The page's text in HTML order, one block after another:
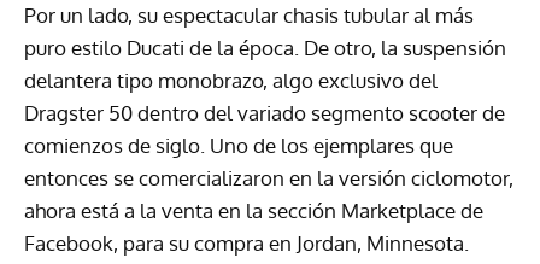
Por un lado, su espectacular chasis tubular al más
puro estilo Ducati de la época. De otro, la suspensión
delantera tipo monobrazo, algo exclusivo del
Dragster 50 dentro del variado segmento scooter de
comienzos de siglo. Uno de los ejemplares que
entonces se comercializaron en la versión ciclomotor,
ahora está a la venta en la sección Marketplace de
Facebook, para su compra en Jordan, Minnesota.